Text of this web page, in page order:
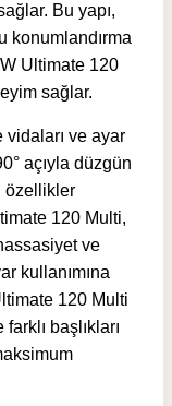
Bu yapı,
konumlandırma
Ultimate 120
sağlar.
vidaları ve ayar
açıyla düzgün
özellikler
120 Multi,
ve
kullanımına
120 Multi
başlıkları